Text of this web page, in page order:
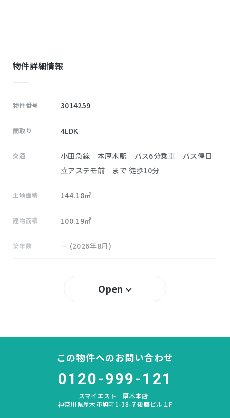
物件詳細情報
物件番号 3014259
間取り 4LDK
交通
小田急線 本厚木駅 バス6分乗車 バス停日
立アステモ前 まで 徒歩10分
土地面積 144.18㎡
建物面積 100.19㎡
築年数 － (2026年8月)
戸室
南毛利
Open
この物件へのお問い合わせ
0120-999-121
スマイエスト 厚木本店
神奈川県厚木市旭町1-38-7 後藤ビル１F